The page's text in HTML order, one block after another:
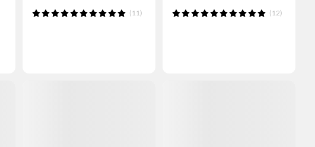
(11) (12)